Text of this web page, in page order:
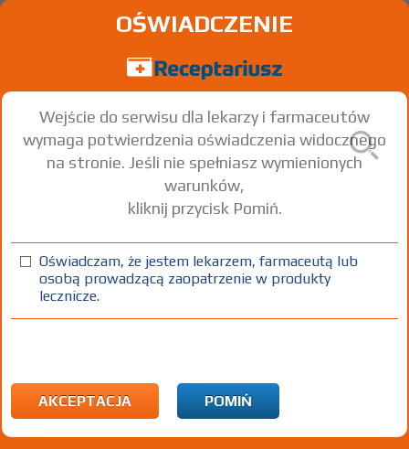
Znaleziono wyników:
100%
OŚWIADCZENIE
Wejście do serwisu dla lekarzy i farmaceutów
wymaga potwierdzenia oświadczenia widocznego
na stronie. Jeśli nie spełniasz wymienionych
warunków,
kliknij przycisk Pomiń.
Oświadczam, że jestem lekarzem, farmaceutą lub
osobą prowadzącą zaopatrzenie w produkty
lecznicze.
AKCEPTACJA POMIŃ